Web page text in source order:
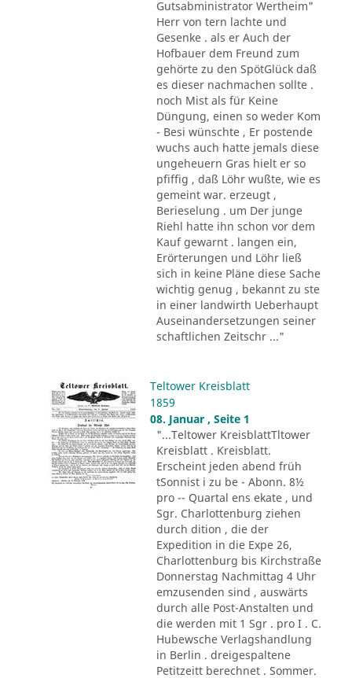
Gutsabministrator Wertheim"
Herr von tern lachte und
Gesenke . als er Auch der
Hofbauer dem Freund zum
gehörte zu den SpötGlück daß
es dieser nachmachen sollte .
noch Mist als für Keine
Düngung, einen so weder Kom
- Besi wünschte , Er postende
wuchs auch hatte jemals diese
ungeheuern Gras hielt er so
pfiffig , daß Löhr wußte, wie es
gemeint war. erzeugt ,
Berieselung . um Der junge
Riehl hatte ihn schon vor dem
Kauf gewarnt . langen ein,
Erörterungen und Löhr ließ
sich in keine Pläne diese Sache
wichtig genug , bekannt zu ste
in einer landwirth Ueberhaupt
Auseinandersetzungen seiner
schaftlichen Zeitschr ..."
Teltower Kreisblatt
1859
08. Januar , Seite 1
"...Teltower KreisblattTltower
Kreisblatt . Kreisblatt.
Erscheint jeden abend früh
tSonnist i zu be - Abonn. 8½
pro -- Quartal ens ekate , und
Sgr. Charlottenburg ziehen
durch dition , die der
Expedition in die Expe 26,
Charlottenburg bis Kirchstraße
Donnerstag Nachmittag 4 Uhr
emzusenden sind , auswärts
durch alle Post-Anstalten und
die werden mit 1 Sgr . pro I . C.
Hubewsche Verlagshandlung
in Berlin . dreigespaltene
Petitzeitt berechnet . Sommer.